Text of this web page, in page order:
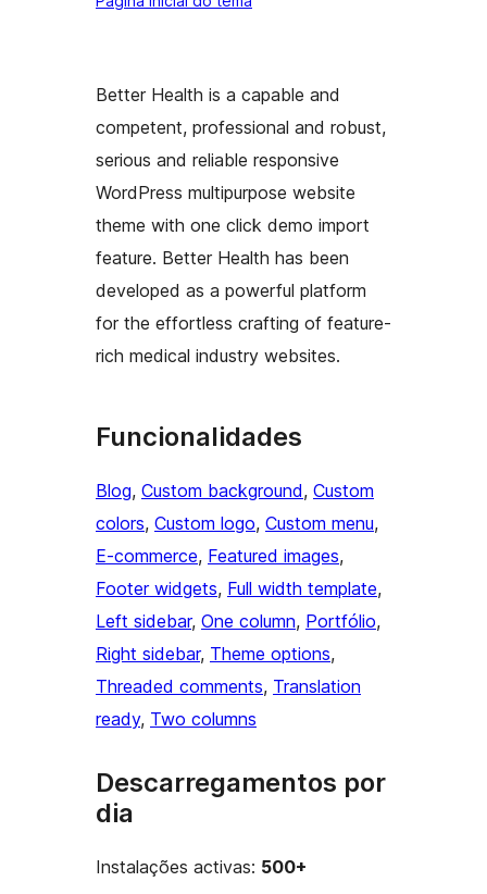
Better Health is a capable and
competent, professional and robust,
serious and reliable responsive
WordPress multipurpose website
theme with one click demo import
feature. Better Health has been
developed as a powerful platform
for the effortless crafting of feature-
rich medical industry websites.
Funcionalidades
Blog, Custom background, Custom
colors, Custom logo, Custom menu
E-commerce, Featured images
Footer widgets, Full width template
Left sidebar, One column, Portfólio
Right sidebar, Theme options
Threaded comments, Translation
ready, Two columns
Descarregamentos por
dia
Instalações activas: 500+